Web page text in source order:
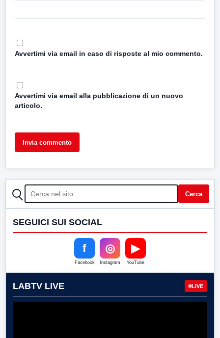
Avvertimi via email in caso di risposte al mio commento.
Avvertimi via email alla pubblicazione di un nuovo
articolo.
CERCA Cerca
SEGUICI SUI SOCIAL
f
Facebook
◎
Instagram
▶
YouTube
LABTV LIVE LIVE